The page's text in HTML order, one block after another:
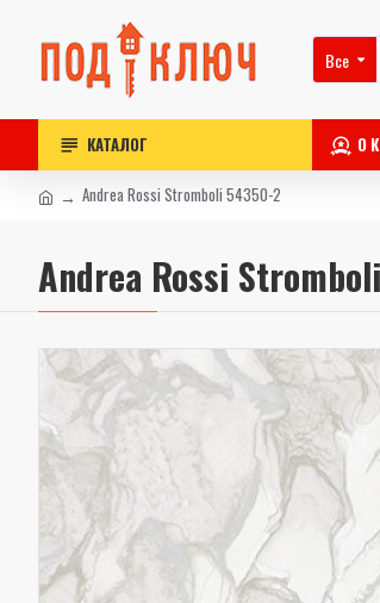
Все
КАТАЛОГ О
Andrea Rossi Stromboli 54350-2
Andrea Rossi